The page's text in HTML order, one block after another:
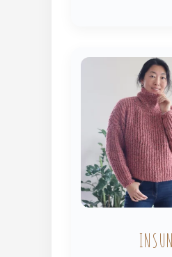
INSUN